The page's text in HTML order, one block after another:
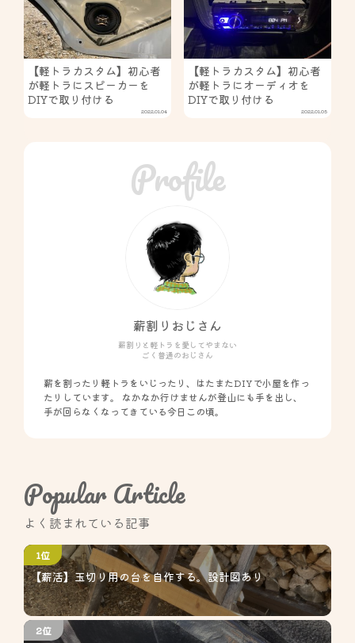
【軽トラカスタム】初心者
が軽トラにスピーカーを
DIYで取り付ける
2022.01.04
【軽トラカスタム】初心者
が軽トラにオーディオを
DIYで取り付ける
2022.01.05
Profile
薪割りおじさん
薪割りと軽トラを愛してやまない
ごく普通のおじさん
薪を割ったり軽トラをいじったり、はたまたDIYで小屋を作っ
たりしています。 なかなか行けませんが登山にも手を出し、
手が回らなくなってきている今日この頃。
Popular Article
よく読まれている記事
1位
【薪活】玉切り用の台を自作する。設計図あり
2位